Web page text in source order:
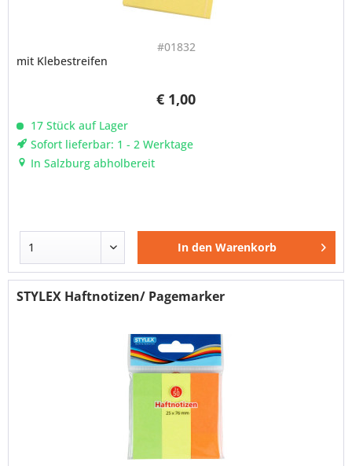
#01832
€ 1,00
mit Klebestreifen
17 Stück auf Lager
Sofort lieferbar: 1 - 2 Werktage
In Salzburg abholbereit
In den Warenkorb
STYLEX Haftnotizen/ Pagemarker